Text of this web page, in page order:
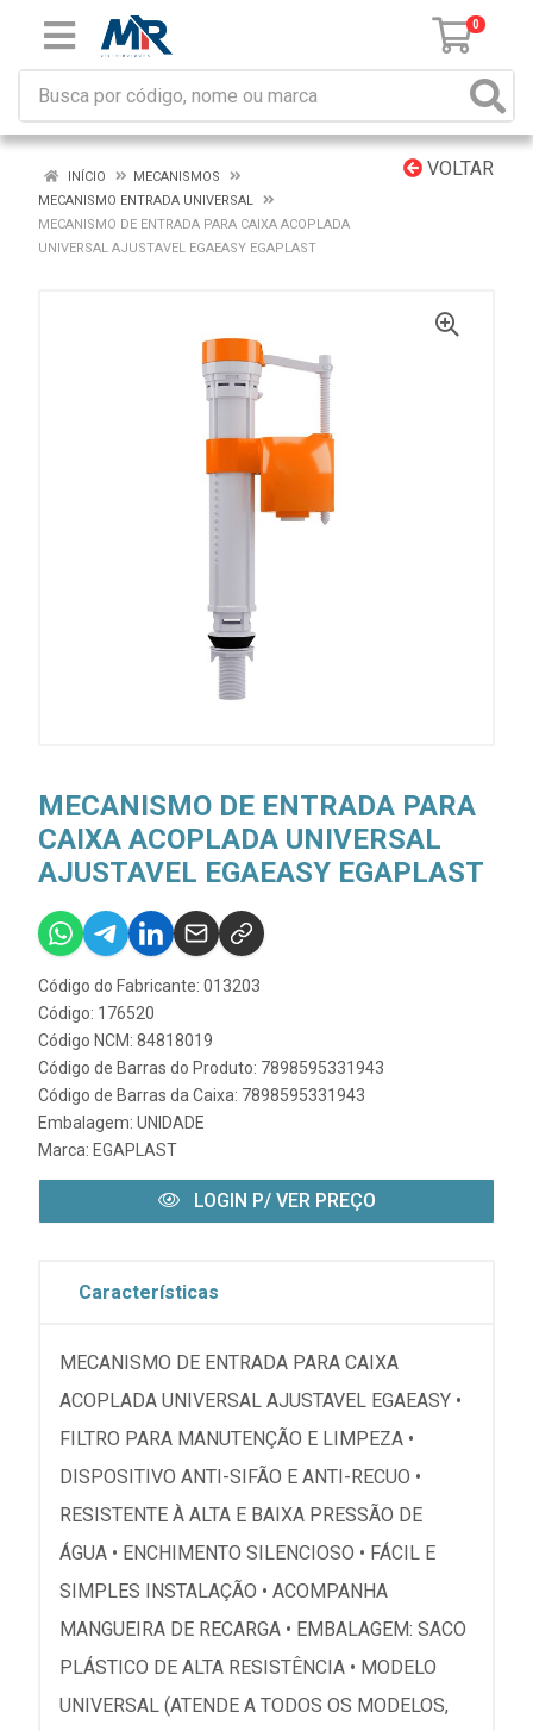
0
VOLTAR
INÍCIO
MECANISMOS
MECANISMO ENTRADA UNIVERSAL
MECANISMO DE ENTRADA PARA CAIXA ACOPLADA
UNIVERSAL AJUSTAVEL EGAEASY EGAPLAST
MECANISMO DE ENTRADA PARA
CAIXA ACOPLADA UNIVERSAL
AJUSTAVEL EGAEASY EGAPLAST
Código do Fabricante: 013203
Código: 176520
Código NCM: 84818019
Código de Barras do Produto: 7898595331943
Código de Barras da Caixa: 7898595331943
Embalagem: UNIDADE
Marca: EGAPLAST
LOGIN P/ VER PREÇO
Características
MECANISMO DE ENTRADA PARA CAIXA
ACOPLADA UNIVERSAL AJUSTAVEL EGAEASY •
FILTRO PARA MANUTENÇÃO E LIMPEZA •
DISPOSITIVO ANTI-SIFÃO E ANTI-RECUO •
RESISTENTE À ALTA E BAIXA PRESSÃO DE
ÁGUA • ENCHIMENTO SILENCIOSO • FÁCIL E
SIMPLES INSTALAÇÃO • ACOMPANHA
MANGUEIRA DE RECARGA • EMBALAGEM: SACO
PLÁSTICO DE ALTA RESISTÊNCIA • MODELO
UNIVERSAL (ATENDE A TODOS OS MODELOS,